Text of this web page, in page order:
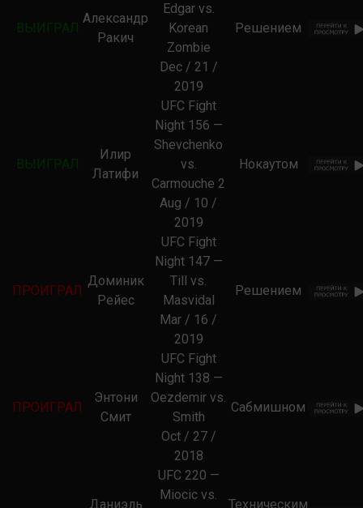
ВЫИГРАЛ
Александр
Ракич
Edgar vs.
Korean
Zombie
Dec / 21 /
2019
Решением
ВЫИГРАЛ
Илир
Латифи
UFC Fight
Night 156 —
Shevchenko
vs.
Carmouche 2
Aug / 10 /
2019
Нокаутом
ПРОИГРАЛ
Доминик
Рейес
UFC Fight
Night 147 —
Till vs.
Masvidal
Mar / 16 /
2019
Решением
ПРОИГРАЛ
Энтони
Смит
UFC Fight
Night 138 —
Oezdemir vs.
Smith
Oct / 27 /
2018
Сабмишном
Даниэль
UFC 220 —
Miocic vs.
Техническим